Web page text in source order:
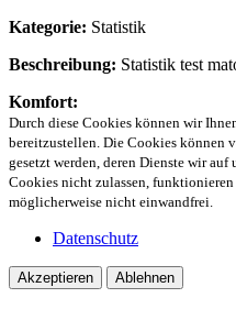
Kategorie: Statistik
Beschreibung: Statistik test
Komfort:
Durch diese Cookies können wir
bereitzustellen. Die Cookies können
gesetzt werden, deren Dienste wir auf
Cookies nicht zulassen,
möglicherweise nicht einwandfrei.
Datenschutz
Akzeptieren Ablehnen